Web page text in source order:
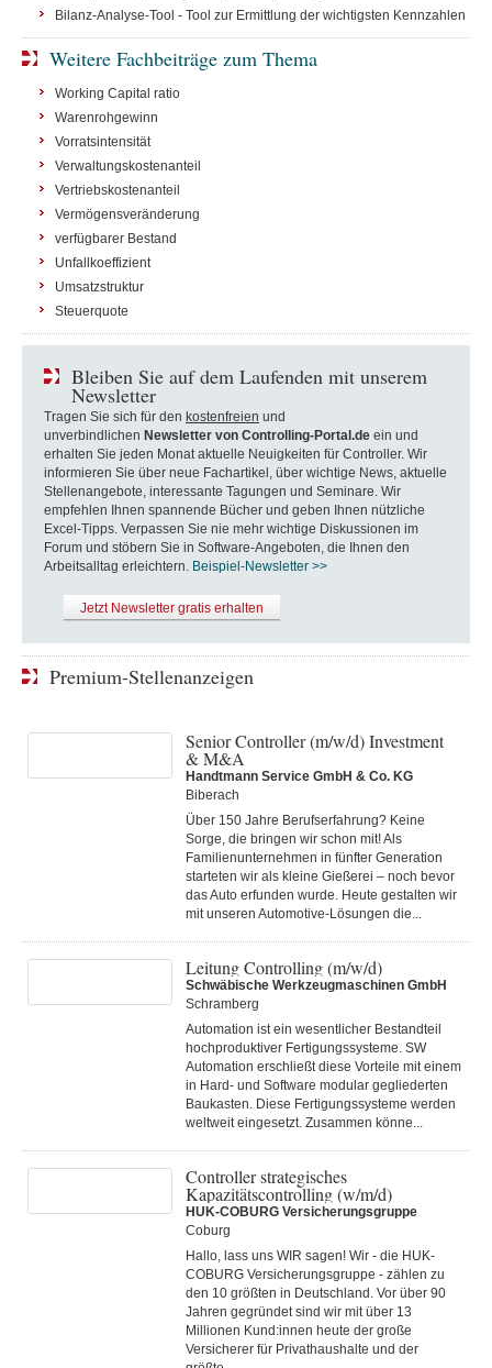
Bilanz-Analyse-Tool - Tool zur Ermittlung der wichtigsten Kennzahlen
Weitere Fachbeiträge zum Thema
Working Capital ratio
Warenrohgewinn
Vorratsintensität
Verwaltungskostenanteil
Vertriebskostenanteil
Vermögensveränderung
verfügbarer Bestand
Unfallkoeffizient
Umsatzstruktur
Steuerquote
Bleiben Sie auf dem Laufenden mit unserem
Newsletter
Tragen Sie sich für den kostenfreien und
unverbindlichen Newsletter von Controlling-Portal.de ein und
erhalten Sie jeden Monat aktuelle Neuigkeiten für Controller. Wir
informieren Sie über neue Fachartikel, über wichtige News, aktuelle
Stellenangebote, interessante Tagungen und Seminare. Wir
empfehlen Ihnen spannende Bücher und geben Ihnen nützliche
Excel-Tipps. Verpassen Sie nie mehr wichtige Diskussionen im
Forum und stöbern Sie in Software-Angeboten, die Ihnen den
Arbeitsalltag erleichtern. Beispiel-Newsletter >>
Jetzt Newsletter gratis erhalten
Premium-Stellenanzeigen
Senior Controller (m/w/d) Investment
& M&A
Handtmann Service GmbH & Co. KG
Biberach
Über 150 Jahre Berufserfahrung? Keine
Sorge, die bringen wir schon mit! Als
Familienunternehmen in fünfter Generation
starteten wir als kleine Gießerei – noch bevor
das Auto erfunden wurde. Heute gestalten wir
mit unseren Automotive-Lösungen die...
Leitung Controlling (m/w/d)
Schwäbische Werkzeugmaschinen GmbH
Schramberg
Automation ist ein wesentlicher Bestandteil
hochproduktiver Fertigungssysteme. SW
Automation erschließt diese Vorteile mit einem
in Hard- und Software modular gegliederten
Baukasten. Diese Fertigungs­systeme werden
weltweit eingesetzt. Zusammen könne...
Controller strategisches
Kapazitätscontrolling (w/m/d)
HUK-COBURG Versicherungsgruppe
Coburg
Hallo, lass uns WIR sagen! Wir - die HUK-
COBURG Versicherungsgruppe - zählen zu
den 10 größten in Deutschland. Vor über 90
Jahren gegründet sind wir mit über 13
Millionen Kund:innen heute der große
Versicherer für Privathaushalte und der